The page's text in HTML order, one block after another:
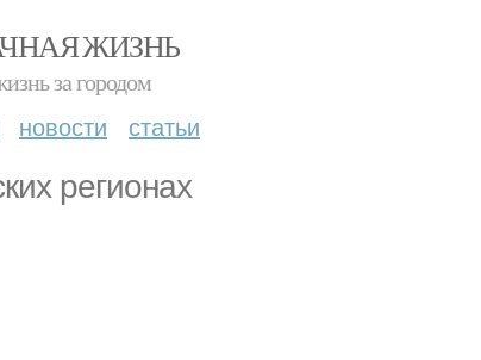
ЖИЗНЬ
за городом
новости статьи
регионах